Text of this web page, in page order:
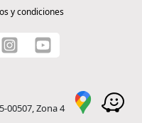
y condiciones
00507, Zona 4